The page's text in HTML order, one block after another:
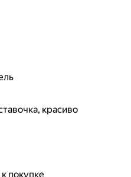
красиво
покупке